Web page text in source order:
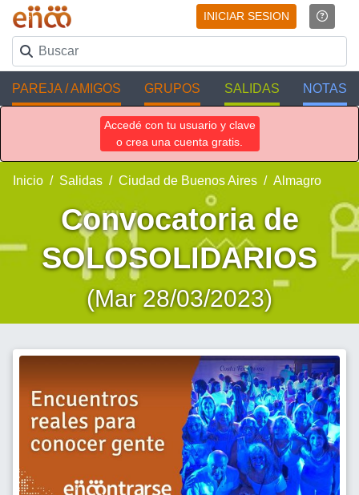
INICIAR SESION
PAREJA / AMIGOS GRUPOS SALIDAS NOTAS
Accedé con tu usuario y clave
o crea una cuenta gratis.
Inicio Salidas Ciudad de Buenos Aires Almagro
Convocatoria de
SOLOSOLIDARIOS
(Mar 28/03/2023)